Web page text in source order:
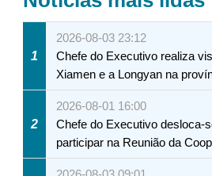
1
2026-08-03 23:12
Chefe do Executivo realiza
Xiamen e a Longyan na
2
2026-08-01 16:00
Chefe do Executivo desloca-
participar na Reunião da
Macau